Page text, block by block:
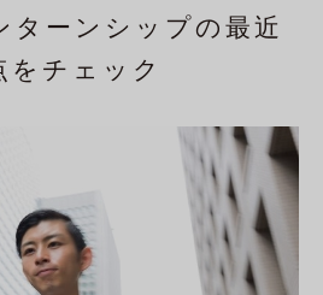
ターンシップの最近
をチェック